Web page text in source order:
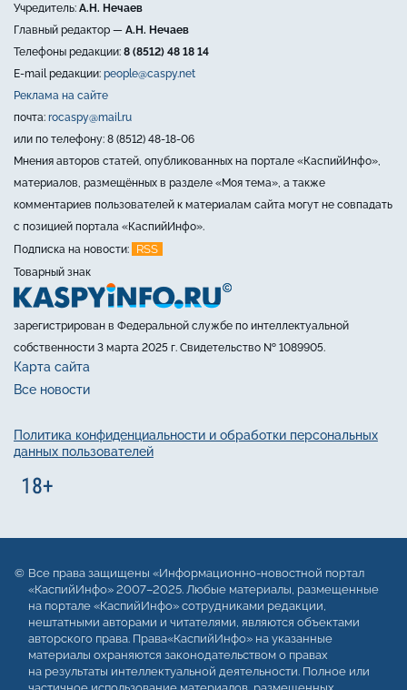
Учредитель: А.Н. Нечаев
Главный редактор — А.Н. Нечаев
Телефоны редакции: 8 (8512) 48 18 14
E-mail редакции: people@caspy.net
Реклама на сайте
почта: rocaspy@mail.ru
или по телефону: 8 (8512) 48-18-06
Мнения авторов статей, опубликованных на портале «КаспийИнфо»,
материалов, размещённых в разделе «Моя тема», а также
комментариев пользователей к материалам сайта могут не совпадать
с позицией портала «КаспийИнфо».
Подписка на новости:
RSS
Товарный знак
зарегистрирован в Федеральной службе по интеллектуальной
собственности 3 марта 2025 г. Свидетельство № 1089905.
Карта сайта
Все новости
Политика конфиденциальности и обработки персональных
данных пользователей
Все права защищены «Информационно-новостной портал
«КаспийИнфо» 2007–2025. Любые материалы, размещенные
на портале «КаспийИнфо» сотрудниками редакции,
нештатными авторами и читателями, являются объектами
авторского права. Права«КаспийИнфо» на указанные
материалы охраняются законодательством о правах
на результаты интеллектуальной деятельности. Полное или